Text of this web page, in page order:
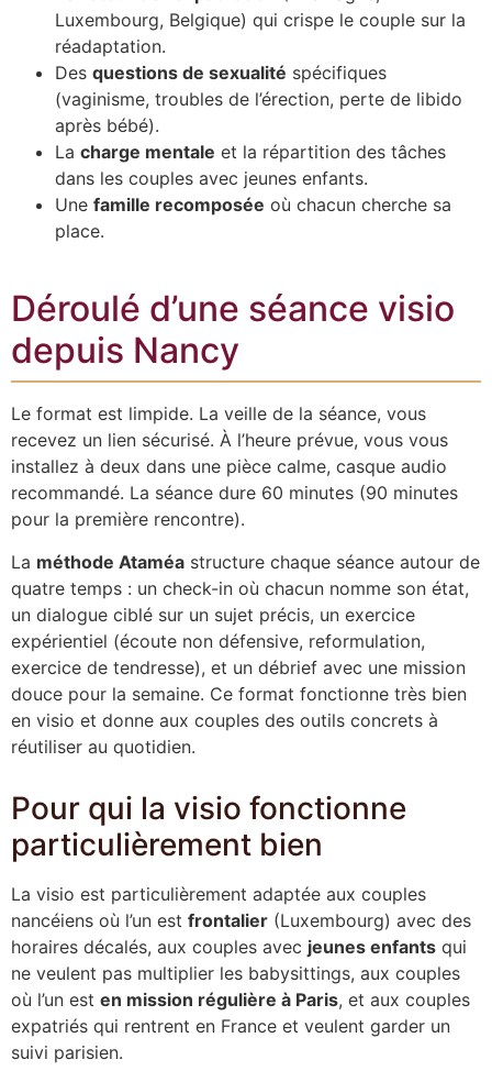
Luxembourg, Belgique) qui crispe le couple sur la
réadaptation.
Des questions de sexualité spécifiques
(vaginisme, troubles de l’érection, perte de libido
après bébé).
La charge mentale et la répartition des tâches
dans les couples avec jeunes enfants.
Une famille recomposée où chacun cherche sa
place.
Déroulé d’une séance visio
depuis Nancy
Le format est limpide. La veille de la séance, vous
recevez un lien sécurisé. À l’heure prévue, vous vous
installez à deux dans une pièce calme, casque audio
recommandé. La séance dure 60 minutes (90 minutes
pour la première rencontre).
La méthode Ataméa structure chaque séance autour de
quatre temps : un check-in où chacun nomme son état,
un dialogue ciblé sur un sujet précis, un exercice
expérientiel (écoute non défensive, reformulation,
exercice de tendresse), et un débrief avec une mission
douce pour la semaine. Ce format fonctionne très bien
en visio et donne aux couples des outils concrets à
réutiliser au quotidien.
Pour qui la visio fonctionne
particulièrement bien
La visio est particulièrement adaptée aux couples
nancéiens où l’un est frontalier (Luxembourg) avec des
horaires décalés, aux couples avec jeunes enfants qui
ne veulent pas multiplier les babysittings, aux couples
où l’un est en mission régulière à Paris, et aux couples
expatriés qui rentrent en France et veulent garder un
suivi parisien.